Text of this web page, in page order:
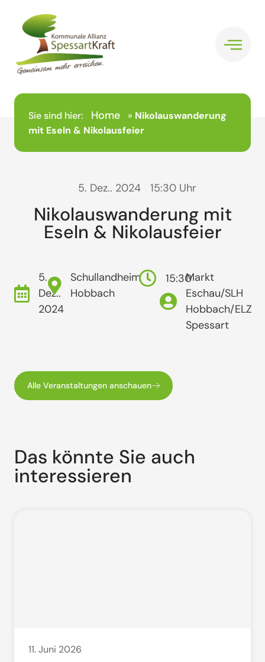
Sie sind hier: Home » Nikolauswanderung
mit Eseln & Nikolausfeier
5. Dez.. 2024 15:30 Uhr
Nikolauswanderung mit
Eseln & Nikolausfeier
5.
Dez..
2024
Schullandheim
Hobbach
15:30Markt
Eschau/SLH
Hobbach/ELZ
Spessart
Alle Veranstaltungen anschauen
Das könnte Sie auch
interessieren
11. Juni 2026